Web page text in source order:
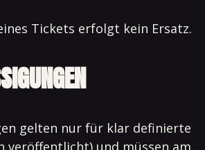
Tickets erfolgt kein Ersatz.
gelten nur für klar definierte
veröffentlicht) und müssen am